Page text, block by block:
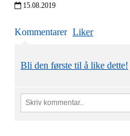
15.08.2019
Kommentarer Liker
Bli den første til å like dette!